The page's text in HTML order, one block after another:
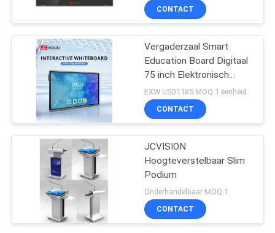
VRAAG
EEN
OFFERTE
SITEMAP
PRIVACYBELEID
vergaderdisplay
CONTACT
Vergaderzaal Smart
Education Board Digitaal
75 inch Elektronisch
Interactief Whiteboard
EXW USD1185 MOQ:1 eenheid
CONTACT
JCVISION
Hoogteverstelbaar Slim
Podium
Onderhandelbaar MOQ:1
CONTACT